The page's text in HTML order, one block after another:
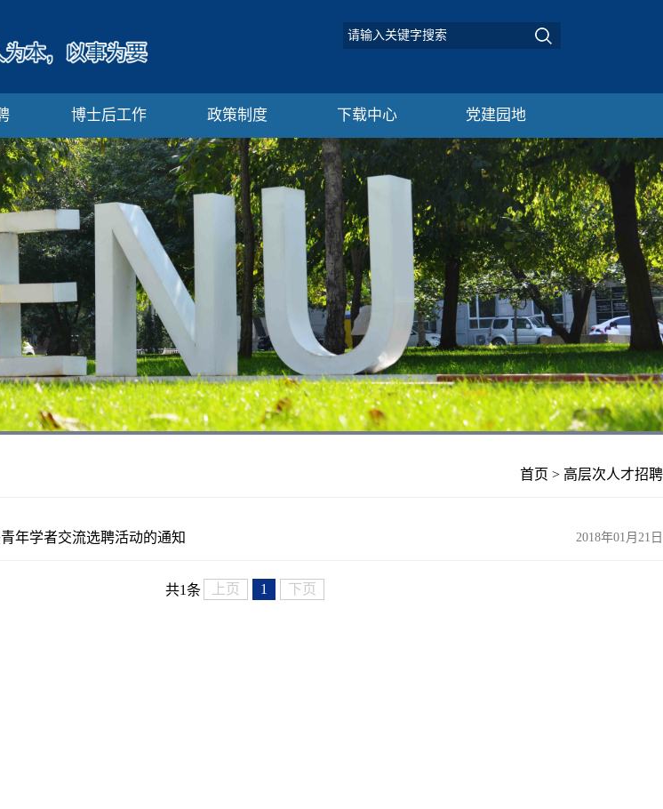
博士后工作 政策制度 下载中心 党建园地
首页 > 高层次人才招聘
2018年01月21日
年学者交流选聘活动的通知
共1条 上页 1 下页